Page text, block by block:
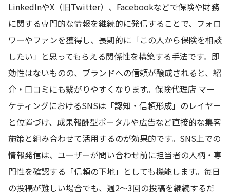
LinkedInやX（旧Twitter）、Facebookなどで保険や財務
に関する専門的な情報を継続的に発信することで、フォロ
ワーやファンを獲得し、長期的に「この人から保険を相談
したい」と思ってもらえる関係性を構築する手法です。即
効性はないものの、ブランドへの信頼が醸成されると、紹
介・口コミにも繋がりやすくなります。保険代理店 マー
ケティングにおけるSNSは「認知・信頼形成」のレイヤー
と位置づけ、成果報酬型ポータルや広告など直接的な集客
施策と組み合わせて活用するのが効果的です。SNS上での
情報発信は、ユーザーが問い合わせ前に担当者の人柄・専
門性を確認する「信頼の下地」としても機能します。毎日
の投稿が難しい場合でも、週2〜3回の投稿を継続するだ